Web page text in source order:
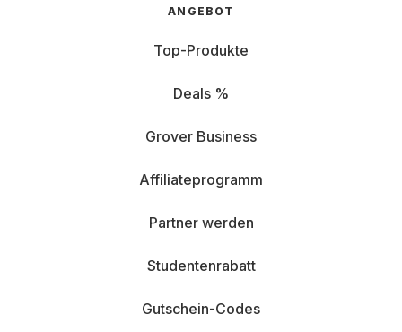
ANGEBOT
Top-Produkte
Deals %
Grover Business
Affiliateprogramm
Partner werden
Studentenrabatt
Gutschein-Codes